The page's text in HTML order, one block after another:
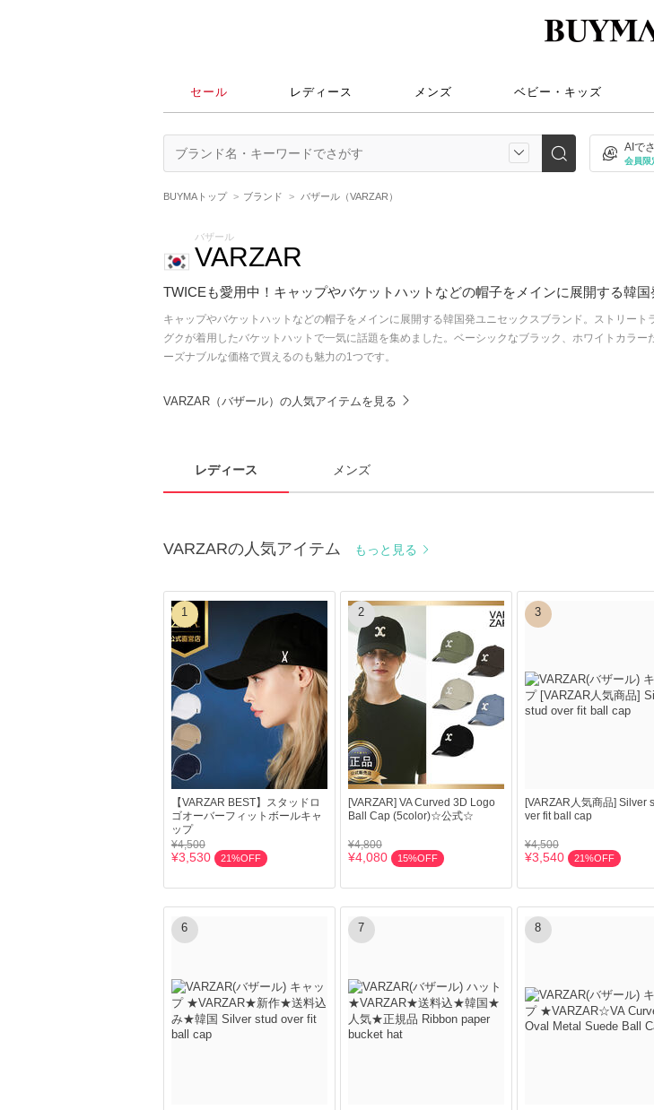
セール レディース メンズ ベビー・キッズ
AIで
会員限
BUYMAトップ ブランド バザール（VARZAR）
バザール
VARZAR
TWICEも愛用中！キャップやバケットハットなどの帽子をメインに展開する韓国
キャップやバケットハットなどの帽子をメインに展開する韓国発ユニセックスブランド。ストリー
グクが着用したバケットハットで一気に話題を集めました。ベーシックなブラック、ホワイトカラ
ーズナブルな価格で買えるのも魅力の1つです。
VARZAR（バザール）の人気アイテムを見る
レディース メンズ
VARZARの人気アイテム もっと見る
1
【VARZAR BEST】スタッドロ
ゴオーバーフィットボールキャ
ップ
¥4,500
¥3,530 21%OFF
2
[VARZAR] VA Curved 3D Logo
Ball Cap (5color)☆公式☆
¥4,800
¥4,080 15%OFF
3
[VARZAR人気商品] Silver
ver fit ball cap
¥4,500
¥3,540 21%OFF
6 7 8